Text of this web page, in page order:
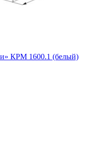
КРМ 1600.1 (белый)